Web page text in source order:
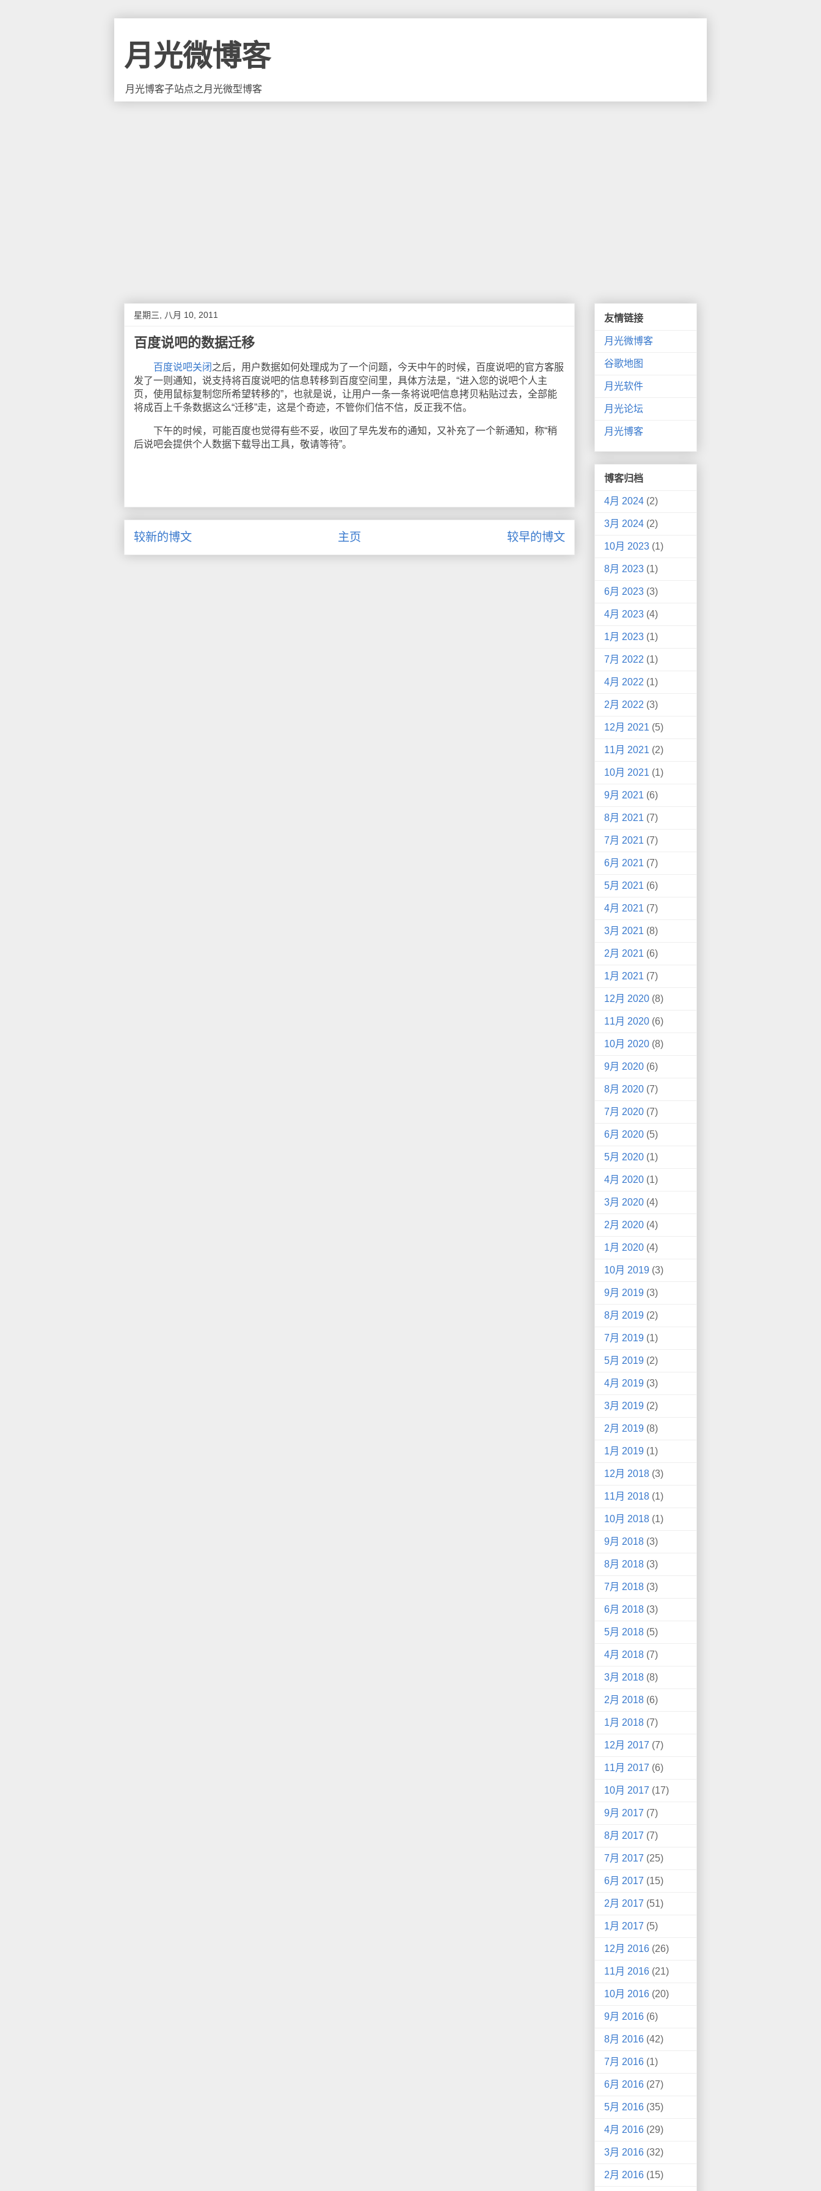
月光微博客
月光博客子站点之月光微型博客
星期三, 八月 10, 2011
百度说吧的数据迁移
百度说吧关闭 之后，用户数据如何处理成为了一个问题，今天中午的时候，百度说吧的官方客服
发了一则通知，说支持将百度说吧的信息转移到百度空间里，具体方法是，“进入您的说吧个人主
页，使用鼠标复制您所希望转移的”，也就是说，让用户一条一条将说吧信息拷贝粘贴过去，全部能
将成百上千条数据这么“迁移”走，这是个奇迹，不管你们信不信，反正我不信。
下午的时候，可能百度也觉得有些不妥，收回了早先发布的通知，又补充了一个新通知，称“稍
后说吧会提供个人数据下载导出工具，敬请等待”。
较新的博文 较早的博文
主页
友情链接
月光微博客
谷歌地图
月光软件
月光论坛
月光博客
博客归档
4月 2024 (2)
3月 2024 (2)
10月 2023 (1)
8月 2023 (1)
6月 2023 (3)
4月 2023 (4)
1月 2023 (1)
7月 2022 (1)
4月 2022 (1)
2月 2022 (3)
12月 2021 (5)
11月 2021 (2)
10月 2021 (1)
9月 2021 (6)
8月 2021 (7)
7月 2021 (7)
6月 2021 (7)
5月 2021 (6)
4月 2021 (7)
3月 2021 (8)
2月 2021 (6)
1月 2021 (7)
12月 2020 (8)
11月 2020 (6)
10月 2020 (8)
9月 2020 (6)
8月 2020 (7)
7月 2020 (7)
6月 2020 (5)
5月 2020 (1)
4月 2020 (1)
3月 2020 (4)
2月 2020 (4)
1月 2020 (4)
10月 2019 (3)
9月 2019 (3)
8月 2019 (2)
7月 2019 (1)
5月 2019 (2)
4月 2019 (3)
3月 2019 (2)
2月 2019 (8)
1月 2019 (1)
12月 2018 (3)
11月 2018 (1)
10月 2018 (1)
9月 2018 (3)
8月 2018 (3)
7月 2018 (3)
6月 2018 (3)
5月 2018 (5)
4月 2018 (7)
3月 2018 (8)
2月 2018 (6)
1月 2018 (7)
12月 2017 (7)
11月 2017 (6)
10月 2017 (17)
9月 2017 (7)
8月 2017 (7)
7月 2017 (25)
6月 2017 (15)
2月 2017 (51)
1月 2017 (5)
12月 2016 (26)
11月 2016 (21)
10月 2016 (20)
9月 2016 (6)
8月 2016 (42)
7月 2016 (1)
6月 2016 (27)
5月 2016 (35)
4月 2016 (29)
3月 2016 (32)
2月 2016 (15)